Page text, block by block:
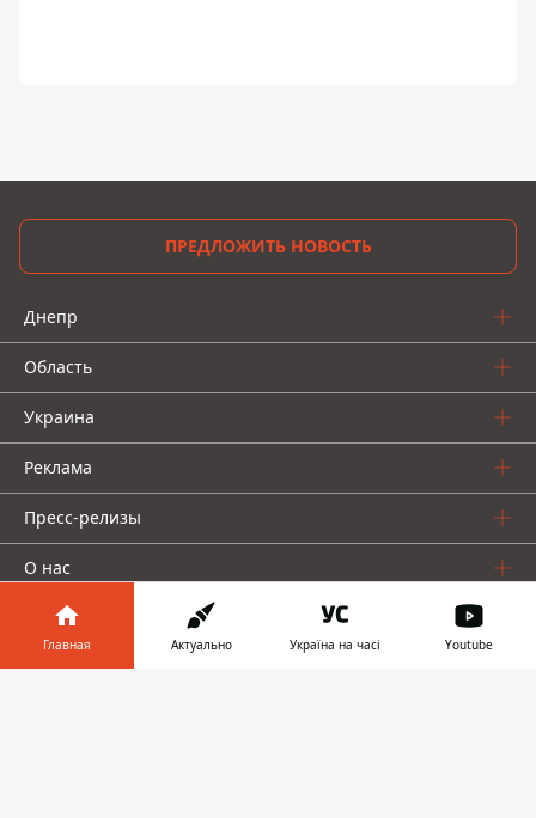
ПРЕДЛОЖИТЬ НОВОСТЬ
Днепр
Область
Украина
Реклама
Пресс-релизы
О нас
Главная Актуально Україна на часі Youtube